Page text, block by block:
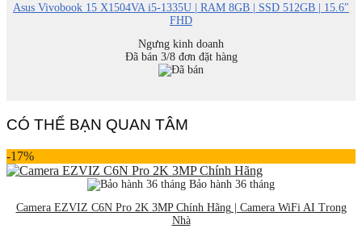
Asus Vivobook 15 X1504VA i5-1335U | RAM 8GB | SSD 512GB | 15.6″
FHD
Ngưng kinh doanh
Đã bán 3/8 đơn đặt hàng
CÓ THỂ BẠN QUAN TÂM
-17%
Bảo hành 36 tháng
Camera EZVIZ C6N Pro 2K 3MP Chính Hãng | Camera WiFi AI Trong
Nhà